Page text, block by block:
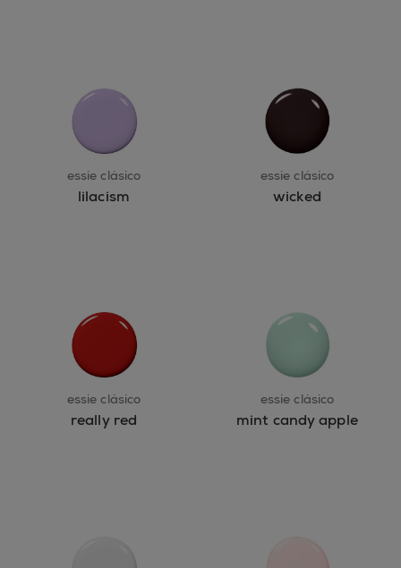
essie clásico
lilacism
essie clásico
wicked
essie clásico
really red
essie clásico
mint candy apple